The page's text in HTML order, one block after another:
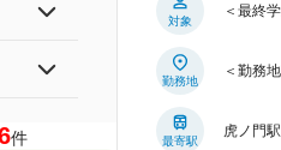
件
対象
＜最終
勤務地
＜勤務
最寄駅
虎ノ門